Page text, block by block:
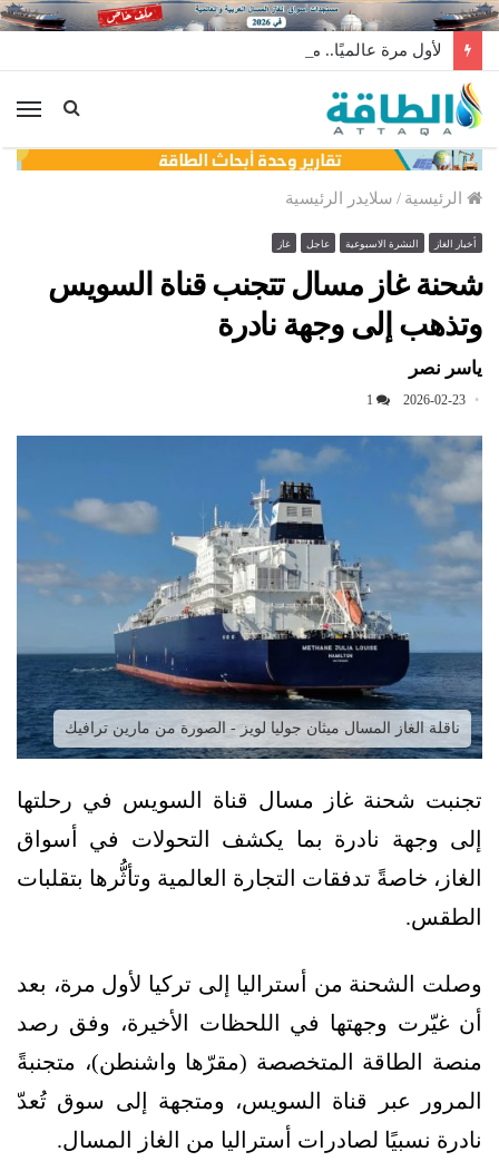
الرئيسية / سلايدر الرئيسية
أخبار الغاز النشرة الاسبوعية عاجل غاز
شحنة غاز مسال تتجنب قناة السويس
وتذهب إلى وجهة نادرة
ياسر نصر
2026-02-23
1
ناقلة الغاز المسال ميثان جوليا لويز - الصورة من مارين ترافيك
تجنبت شحنة غاز مسال قناة السويس في رحلتها
إلى وجهة نادرة بما يكشف التحولات في أسواق
الغاز، خاصةً تدفقات التجارة العالمية وتأثُّرها بتقلبات
الطقس.
وصلت الشحنة من أستراليا إلى تركيا لأول مرة، بعد
أن غيّرت وجهتها في اللحظات الأخيرة، وفق رصد
منصة الطاقة المتخصصة (مقرّها واشنطن)، متجنبةً
المرور عبر قناة السويس، ومتجهة إلى سوق تُعدّ
نادرة نسبيًا لصادرات أستراليا من الغاز المسال.